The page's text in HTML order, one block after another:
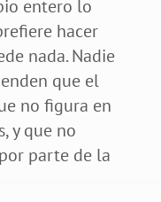
entero lo
hacer
nada. Nadie
que el
no figura en
y que no
parte de la